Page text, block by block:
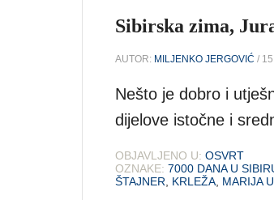
Sibirska zima,
AUTOR: MILJENKO JERGOVIĆ /
Nešto je dobro i
dijelove istočne i
OBJAVLJENO U: OSVRT
OZNAKE: 7000 DANA U
ŠTAJNER
KRLEŽA MARIJA